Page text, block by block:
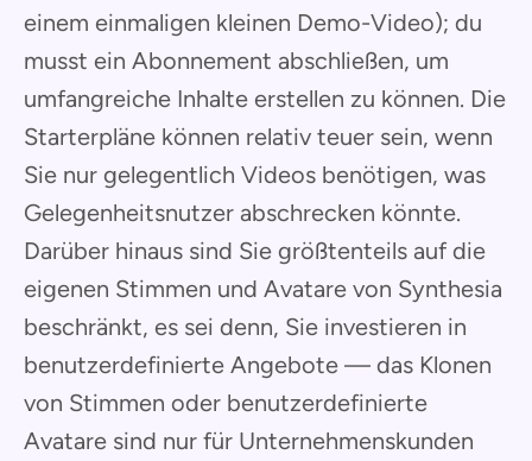
einem einmaligen kleinen Demo-Video); du
musst ein Abonnement abschließen, um
umfangreiche Inhalte erstellen zu können. Die
Starterpläne können relativ teuer sein, wenn
Sie nur gelegentlich Videos benötigen, was
Gelegenheitsnutzer abschrecken könnte.
Darüber hinaus sind Sie größtenteils auf die
eigenen Stimmen und Avatare von Synthesia
beschränkt, es sei denn, Sie investieren in
benutzerdefinierte Angebote — das Klonen
von Stimmen oder benutzerdefinierte
Avatare sind nur für Unternehmenskunden